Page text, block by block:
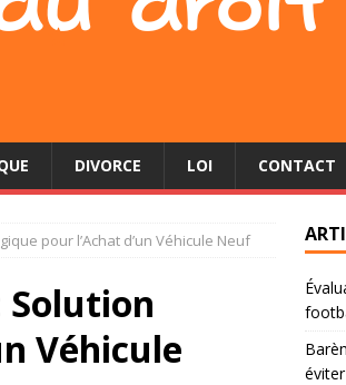
DIVORCE LOI CONTACT
pour l’Achat d’un Véhicule Neuf
Véhicule
éviter